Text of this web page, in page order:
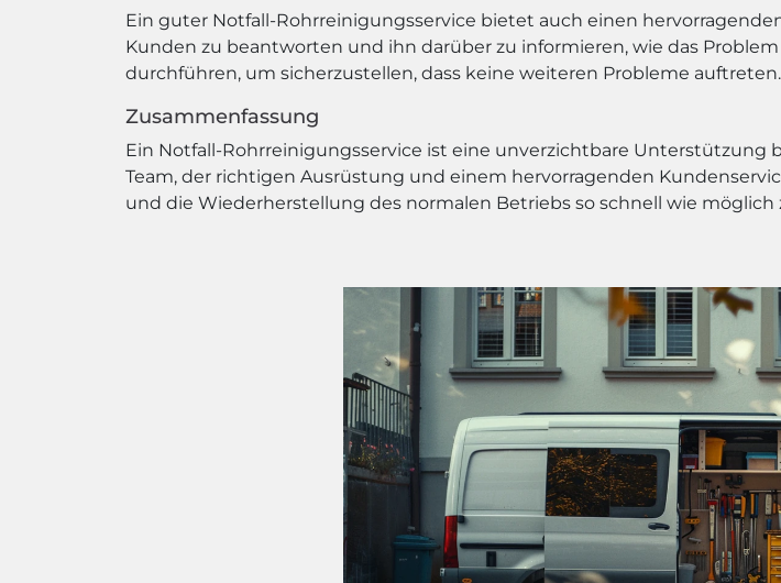
Ein guter Notfall-Rohrreinigungsservice bietet auch einen
Kunden zu beantworten und ihn darüber zu informieren, wie das
durchführen, um sicherzustellen, dass keine weiteren Probleme auftreten.
Zusammenfassung
Ein Notfall-Rohrreinigungsservice ist eine unverzichtbare
Team, der richtigen Ausrüstung und einem hervorragenden
und die Wiederherstellung des normalen Betriebs so schnell wie möglich